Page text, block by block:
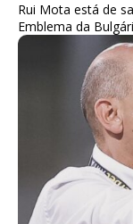
Rui Mota está de
Emblema da